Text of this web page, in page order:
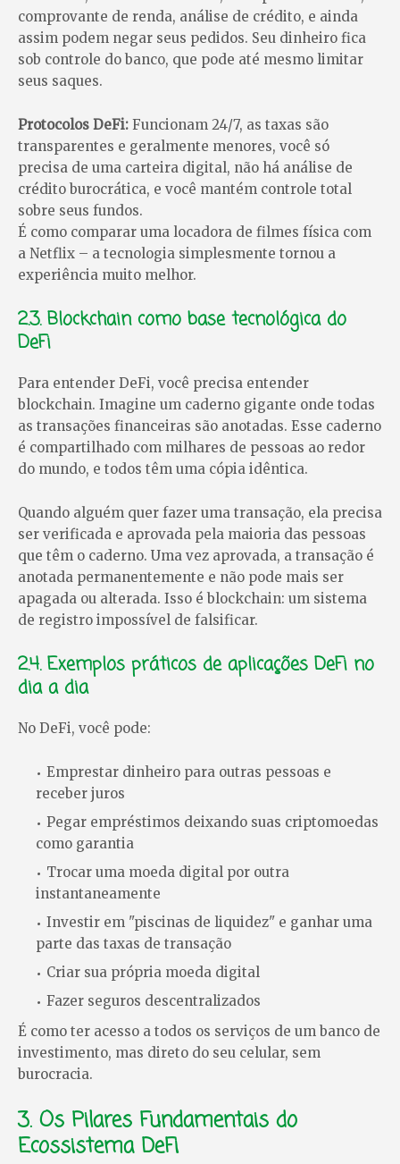
comprovante de renda, análise de crédito, e ainda
assim podem negar seus pedidos. Seu dinheiro fica
sob controle do banco, que pode até mesmo limitar
seus saques.
Protocolos DeFi: Funcionam 24/7, as taxas são
transparentes e geralmente menores, você só
precisa de uma carteira digital, não há análise de
crédito burocrática, e você mantém controle total
sobre seus fundos.
É como comparar uma locadora de filmes física com
a Netflix – a tecnologia simplesmente tornou a
experiência muito melhor.
2.3. Blockchain como base tecnológica do
DeFi
Para entender DeFi, você precisa entender
blockchain. Imagine um caderno gigante onde todas
as transações financeiras são anotadas. Esse caderno
é compartilhado com milhares de pessoas ao redor
do mundo, e todos têm uma cópia idêntica.
Quando alguém quer fazer uma transação, ela precisa
ser verificada e aprovada pela maioria das pessoas
que têm o caderno. Uma vez aprovada, a transação é
anotada permanentemente e não pode mais ser
apagada ou alterada. Isso é blockchain: um sistema
de registro impossível de falsificar.
2.4. Exemplos práticos de aplicações DeFi no
dia a dia
No DeFi, você pode:
Emprestar dinheiro para outras pessoas e
receber juros
Pegar empréstimos deixando suas criptomoedas
como garantia
Trocar uma moeda digital por outra
instantaneamente
Investir em "piscinas de liquidez" e ganhar uma
parte das taxas de transação
Criar sua própria moeda digital
Fazer seguros descentralizados
É como ter acesso a todos os serviços de um banco de
investimento, mas direto do seu celular, sem
burocracia.
3. Os Pilares Fundamentais do
Ecossistema DeFi